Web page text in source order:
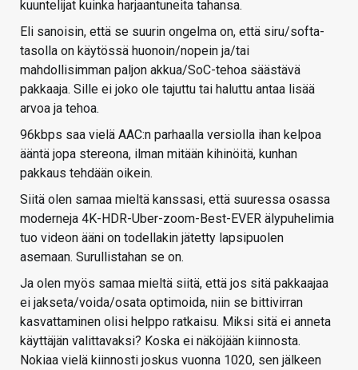
kuuntelijat kuinka harjaantuneita tahansa.
Eli sanoisin, että se suurin ongelma on, että siru/softa-
tasolla on käytössä huonoin/nopein ja/tai
mahdollisimman paljon akkua/SoC-tehoa säästävä
pakkaaja. Sille ei joko ole tajuttu tai haluttu antaa lisää
arvoa ja tehoa.
96kbps saa vielä AAC:n parhaalla versiolla ihan kelpoa
ääntä jopa stereona, ilman mitään kihinöitä, kunhan
pakkaus tehdään oikein.
Siitä olen samaa mieltä kanssasi, että suuressa osassa
moderneja 4K-HDR-Uber-zoom-Best-EVER älypuhelimia
tuo videon ääni on todellakin jätetty lapsipuolen
asemaan. Surullistahan se on.
Ja olen myös samaa mieltä siitä, että jos sitä pakkaajaa
ei jakseta/voida/osata optimoida, niin se bittivirran
kasvattaminen olisi helppo ratkaisu. Miksi sitä ei anneta
käyttäjän valittavaksi? Koska ei näköjään kiinnosta.
Nokiaa vielä kiinnosti joskus vuonna 1020, sen jälkeen